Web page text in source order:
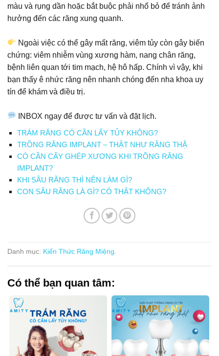
màu và rụng dần hoặc bắt buộc phải nhổ bỏ để tránh ảnh
hưởng đến các răng xung quanh.
Ngoài việc có thể gây mất răng, viêm tủy còn gây biến
chứng: viêm nhiễm vùng xương hàm, nang chân răng,
bệnh liên quan tới tim mạch, hệ hô hấp. Chính vì vậy, khi
bạn thấy ê nhức răng nên nhanh chóng đến nha khoa uy
tín để khám và điều trị.
INBOX ngay để được tư vấn và đặt lịch.
TRÁM RĂNG CÓ CẦN LẤY TỦY KHÔNG?
TRỒNG RĂNG IMPLANT – THẬT NHƯ RĂNG THẬ
CÓ CẦN CẤY GHÉP XƯƠNG KHI TRỒNG RĂNG
IMPLANT?
KHI SÂU RĂNG THÌ NÊN LÀM GÌ?
CON SÂU RĂNG LÀ GÌ? CÓ THẬT KHÔNG?
Danh mục: Kiến Thức Răng Miệng
Có thể bạn quan tâm: